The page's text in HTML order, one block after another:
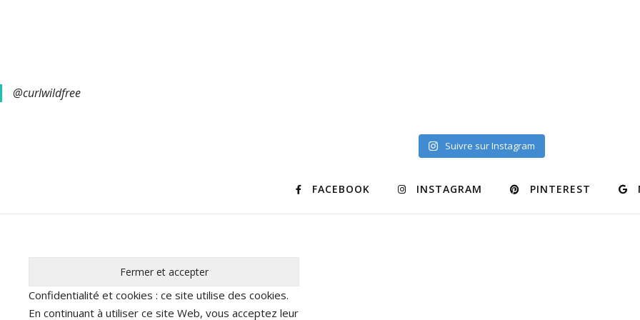
@curlwildfree
Suivre sur Instagram
FACEBOOK INSTAGRAM PINTEREST
Confidentialité et cookies : ce site utilise des cookies.
En continuant à utiliser ce site Web, vous acceptez leur